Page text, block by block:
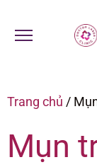
Trang chủ /
Mụn